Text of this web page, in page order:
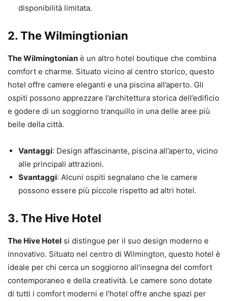
disponibilità limitata.
2. The Wilmingtionian
The Wilmingtonian è un altro hotel boutique che combina
comfort e charme. Situato vicino al centro storico, questo
hotel offre camere eleganti e una piscina all’aperto. Gli
ospiti possono apprezzare l’architettura storica dell’edificio
e godere di un soggiorno tranquillo in una delle aree più
belle della città.
Vantaggi: Design affascinante, piscina all’aperto, vicino
alle principali attrazioni.
Svantaggi: Alcuni ospiti segnalano che le camere
possono essere più piccole rispetto ad altri hotel.
3. The Hive Hotel
The Hive Hotel si distingue per il suo design moderno e
innovativo. Situato nel centro di Wilmington, questo hotel è
ideale per chi cerca un soggiorno all’insegna del comfort
contemporaneo e della creatività. Le camere sono dotate
di tutti i comfort moderni e l’hotel offre anche spazi per